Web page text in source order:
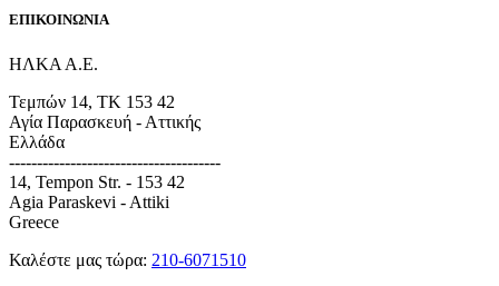
ΕΠΙΚΟΙΝΩΝΙΑ
ΗΛΚΑ Α.Ε.
Τεμπών 14, TK 153 42
Αγία Παρασκευή - Αττικής
Ελλάδα
--------------------------------------
14, Tempon Str. - 153 42
Agia Paraskevi - Attiki
Greece
Καλέστε μας τώρα: 210-6071510